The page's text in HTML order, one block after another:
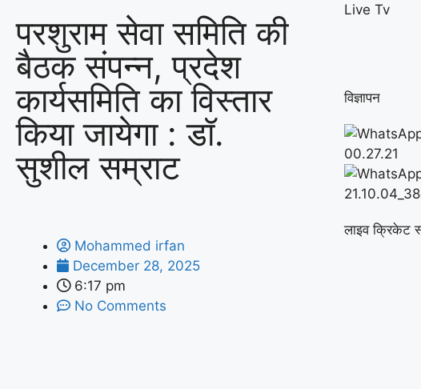
परशुराम सेवा समिति की
बैठक संपन्न, प्रदेश
कार्यसमिति का विस्तार
किया जायेगा : डॉ.
सुशील सम्राट
Mohammed irfan
December 28, 2025
6:17 pm
No Comments
Live Tv
विज्ञापन
लाइव क्रिकेट